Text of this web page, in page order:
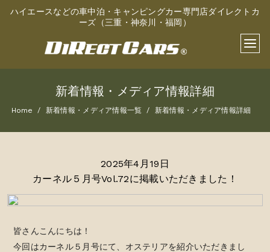
ハイエースなどの車中泊・キャンピングカー専門店ダイレクトカ
ーズ（三重・神奈川・福岡）
新着情報・メディア情報詳細
Home 新着情報・メディア情報一覧 新着情報・メディア情報詳細
2025年4月19日
カーネル５月号vol.72に掲載いただきました！
皆さんこんにちは！
今回はカーネル５月号にて、オステリアを紹介いただきまし